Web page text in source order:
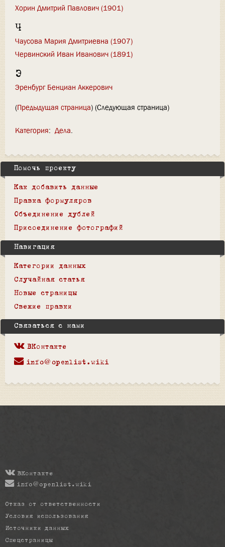
Хорин Дмитрий Павлович (1901)
Ч
Чаусова Мария Дмитриевна (1907)
Червинский Иван Иванович (1891)
Э
Эренбург Бенциан Аккерович
(Предыдущая страница) (Следующая страница)
Категория: Дела
Помочь проекту
Как добавить данные
Правка формуляров
Объединение дублей
Присоединение фотографий
Навигация
Категории данных
Случайная статья
Новые страницы
Свежие правки
Связаться с нами
ВКонтакте
info@openlist.wiki
ВКонтакте
info@openlist.wiki
Отказ от ответственности
Условия использования
Источники данных
Спецстраницы